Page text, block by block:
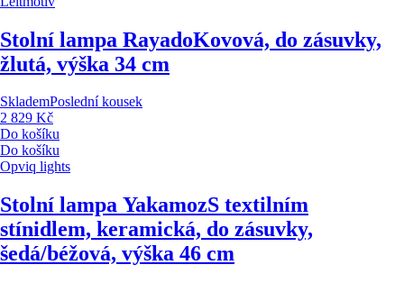
Stolní lampa RayadoKovová, do zásuvky,
žlutá, výška 34 cm
SklademPoslední kousek
2 829 Kč
Do košíku
Do košíku
Opviq lights
Stolní lampa YakamozS textilním
stínidlem, keramická, do zásuvky,
šedá/béžová, výška 46 cm